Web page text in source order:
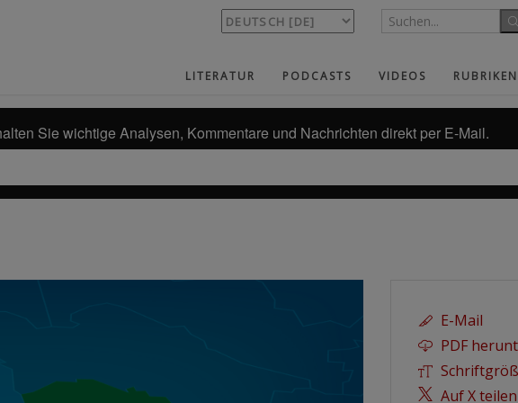
LITERATUR PODCASTS VIDEOS RUBRIKEN
Sie wichtige Analysen, Kommentare und Nachrichten direkt per E-Mail.
E-Mail
PDF
Auf X teilen